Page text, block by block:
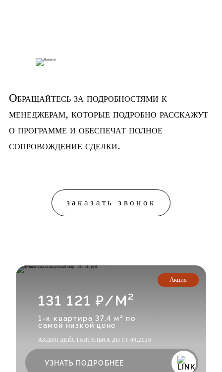
Обращайтесь за подробностями к
менеджерам, которые подробно расскажут
о программе и обеспечат полное
сопровождение сделки.
заказать звонок
Акция
131 121 ₽/М²
1-к квартира 37.4 м² по
самой низкой цене
АКЦИЯ ДЕЙСТВИТЕЛЬНА ДО 01.09.2026
УЗНАТЬ ПОДРОБНЕЕ